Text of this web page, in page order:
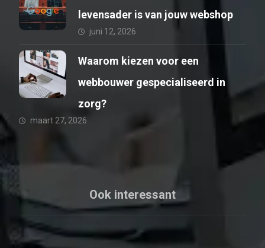
levensader is van jouw webshop
juni 12, 2026
Waarom kiezen voor een
webbouwer gespecialiseerd in
zorg?
maart 27, 2026
Ook interessant